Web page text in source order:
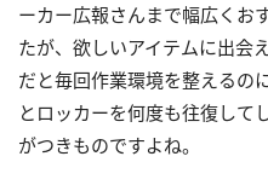
ーカー広報さんまで幅広くお
たが、欲しいアイテムに出会
だと毎回作業環境を整えるの
とロッカーを何度も往復し
がつきものですよね。